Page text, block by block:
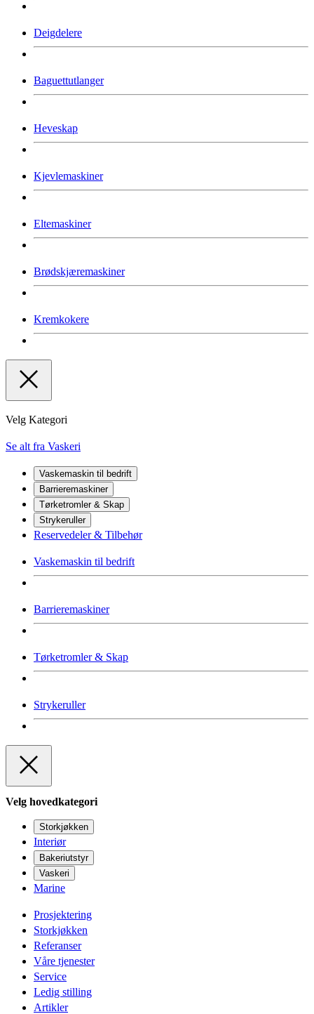
Deigdelere
Baguettutlanger
Heveskap
Kjevlemaskiner
Eltemaskiner
Brødskjæremaskiner
Kremkokere
Velg Kategori
Se alt fra Vaskeri
Vaskemaskin til bedrift
Barrieremaskiner
Tørketromler & Skap
Strykeruller
Reservedeler & Tilbehør
Vaskemaskin til bedrift
Barrieremaskiner
Tørketromler & Skap
Strykeruller
Velg hovedkategori
Storkjøkken
Interiør
Bakeriutstyr
Vaskeri
Marine
Prosjektering
Storkjøkken
Referanser
Våre tjenester
Service
Ledig stilling
Artikler